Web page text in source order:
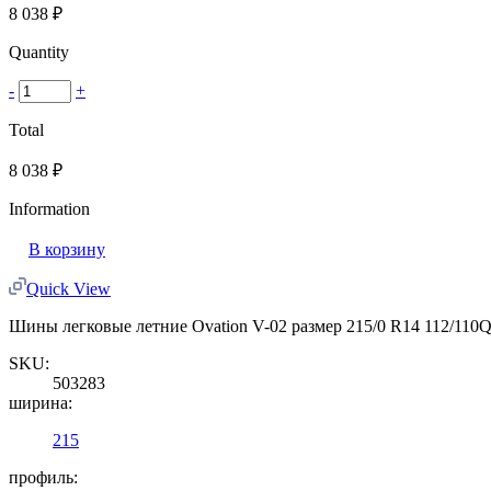
8 038 ₽
Quantity
- +
Total
8 038 ₽
Information
В корзину
Quick View
Шины легковые летние Ovation V-02 размер 215/0 R14 112/
SKU:
503283
ширина:
215
профиль: